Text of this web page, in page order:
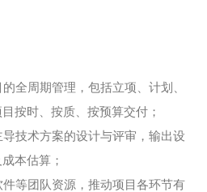
全周期管理，包括立项、计划、
按时、按质、按预算交付；
技术方案的设计与评审，输出设
本估算；
等团队资源，推动项目各环节有